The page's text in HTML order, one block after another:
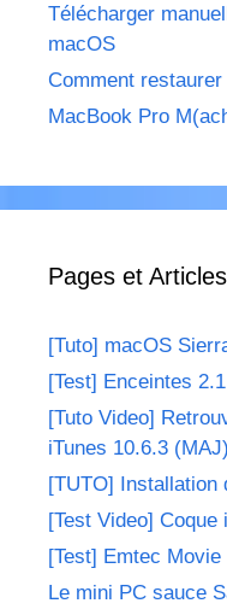
Télécharger
macOS
Comment
MacBook Pro
Pages et
[Tuto] macOS
[Test] Enceintes
[Tuto Video]
iTunes 10.6.3 (MAJ)
[TUTO] Installation
[Test Video] Coque
[Test] Emtec Movie
Le mini PC sauce